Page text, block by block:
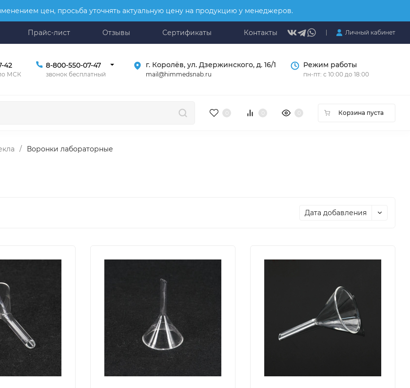
цен, просьба уточнять актуальную цену на продукцию у менеджеров.
Прайс-лист Отзывы Сертификаты Контакты Личный кабинет
42
МСК
8-800-550-07-47
звонок бесплатный
г. Королёв, ул. Дзержинского, д. 16/1
mail@himmedsnab.ru
Режим работы
пн-пт: с 10:00 до 18:00
Корзина пуста
/ Воронки лабораторные
Дата добавления